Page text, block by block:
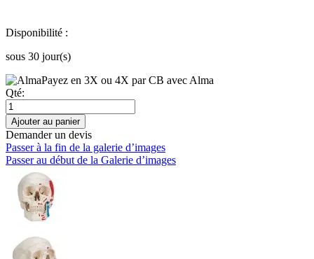
Disponibilité :
sous 30 jour(s)
Payez en 3X ou 4X par CB avec Alma
Qté:
Ajouter au panier
Demander un devis
Passer à la fin de la galerie d’images
Passer au début de la Galerie d’images